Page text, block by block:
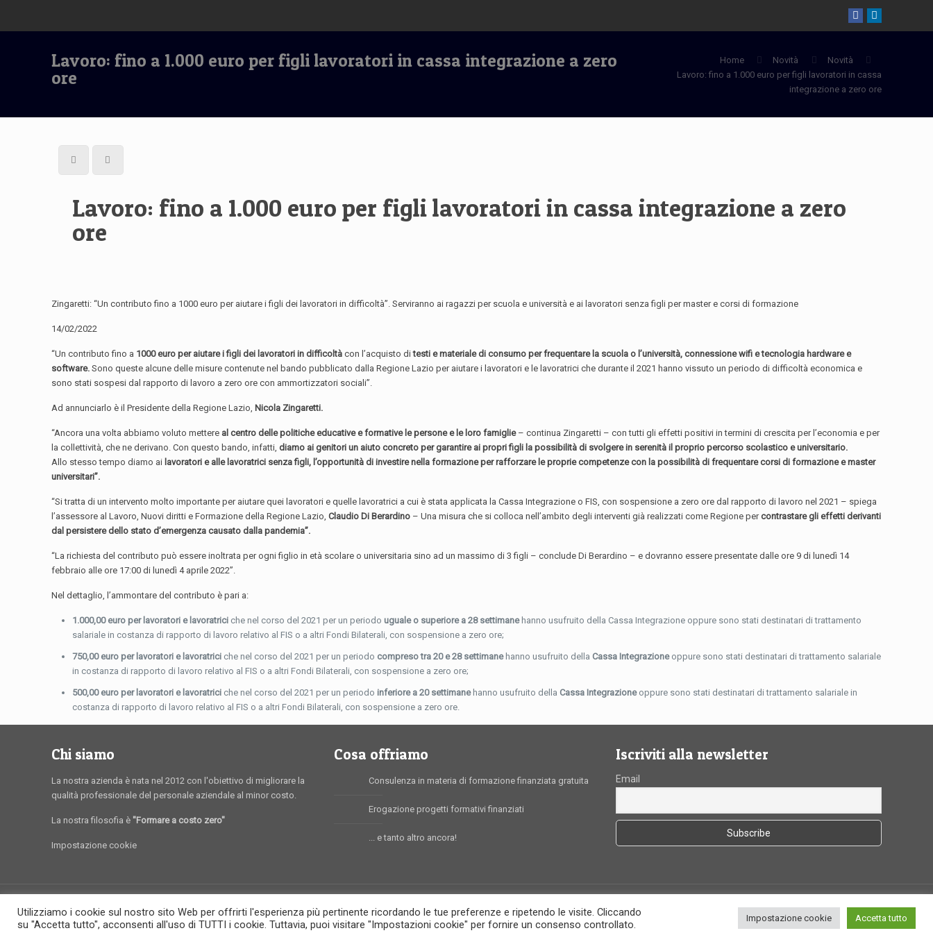
Lavoro: fino a 1.000 euro per figli lavoratori in cassa integrazione a zero
ore
Home Novità
Novità
Lavoro: fino a 1.000 euro per figli lavoratori in cassa
integrazione a zero ore
Lavoro: fino a 1.000 euro per figli lavoratori in cassa integrazione a zero
ore
Zingaretti: “Un contributo fino a 1000 euro per aiutare i figli dei lavoratori in difficoltà”. Serviranno ai ragazzi per scuola e università e ai lavoratori senza figli per master e corsi di formazione
14/02/2022
“Un contributo fino a 1000 euro per aiutare i figli dei lavoratori in difficoltàcon l’acquisto ditesti e materiale di consumo per frequentare la scuola o l’università, connessione wifi e tecnologia hardware e
software. Sono queste alcune delle misure contenute nel bando pubblicato dalla Regione Lazio per aiutare i lavoratori e le lavoratrici che durante il 2021 hanno vissuto un periodo di difficoltà economica e
sono stati sospesi dal rapporto di lavoro a zero ore con ammortizzatori sociali”.
Ad annunciarlo è il Presidente della Regione Lazio, Nicola Zingaretti.
“Ancora una volta abbiamo voluto mettere al centro delle politiche educative e formative le persone e le loro famiglie– continua Zingaretti – con tutti gli effetti positivi in termini di crescita per l’economia e per
la collettività, che ne derivano. Con questo bando, infatti,diamo ai genitori un aiuto concreto per garantire ai propri figli la possibilità di svolgere in serenità il proprio percorso scolastico e universitario.
Allo stesso tempo diamo ai lavoratori e alle lavoratrici senza figli, l’opportunità di investire nella formazione per rafforzare le proprie competenze con la possibilità di frequentare corsi di formazione e master
universitari”.
“Si tratta di un intervento molto importante per aiutare quei lavoratori e quelle lavoratrici a cui è stata applicata la Cassa Integrazione o FIS, con sospensione a zero ore dal rapporto di lavoro nel 2021 – spiega
l’assessore al Lavoro, Nuovi diritti e Formazione della Regione Lazio,Claudio Di Berardino – Una misura che si colloca nell’ambito degli interventi già realizzati come Regione percontrastare gli effetti derivanti
dal persistere dello stato d’emergenza causato dalla pandemia”.
“La richiesta del contributo può essere inoltrata per ogni figlio in età scolare o universitaria sino ad un massimo di 3 figli – conclude Di Berardino – e dovranno essere presentate dalle ore 9 di lunedì 14
febbraio alle ore 17:00 di lunedì 4 aprile 2022”.
Nel dettaglio, l’ammontare del contributo è pari a:
1.000,00 euro per lavoratori e lavoratrici che nel corso del 2021 per un periodouguale o superiore a 28 settimane hanno usufruito della Cassa Integrazione oppure sono stati destinatari di trattamento
salariale in costanza di rapporto di lavoro relativo al FIS o a altri Fondi Bilaterali, con sospensione a zero ore;
750,00 euro per lavoratori e lavoratrici che nel corso del 2021 per un periodo compreso tra 20 e 28 settimane hanno usufruito dellaCassa Integrazioneoppure sono stati destinatari di trattamento salariale
in costanza di rapporto di lavoro relativo al FIS o a altri Fondi Bilaterali, con sospensione a zero ore;
500,00 euro per lavoratori e lavoratrici che nel corso del 2021 per un periodoinferiore a 20 settimanehanno usufruito dellaCassa Integrazione oppure sono stati destinatari di trattamento salariale in
costanza di rapporto di lavoro relativo al FIS o a altri Fondi Bilaterali, con sospensione a zero ore.
Chi siamo
La nostra azienda è nata nel 2012 con l'obiettivo di migliorare la
qualità professionale del personale aziendale al minor costo.
La nostra filosofia è "Formare a costo zero"
Impostazione cookie
Cosa offriamo
Consulenza in materia di formazione finanziata gratuita
Erogazione progetti formativi finanziati
... e tanto altro ancora!
Iscriviti alla newsletter
Email
FormaProf - Creato daComunicando Multimedia
Utilizziamo i cookie sul nostro sito Web per offrirti l'esperienza più pertinente ricordando le tue preferenze e ripetendo le visite. Cliccando
su "Accetta tutto", acconsenti all'uso di TUTTI i cookie. Tuttavia, puoi visitare "Impostazioni cookie" per fornire un consenso controllato.
Impostazione cookie Accetta tutto